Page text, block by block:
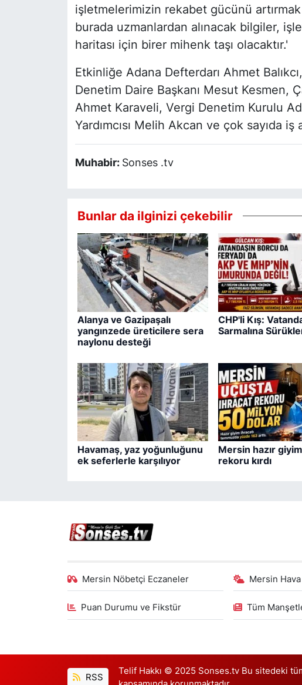
işletmelerimizin rekabet gücünü
burada uzmanlardan alınacak bilgiler,
haritası için birer mihenk taşı olacaktır.'
Etkinliğe Adana Defterdarı Ahmet
Denetim Daire Başkanı Mesut Kesmen,
Ahmet Karaveli, Vergi Denetim Kurulu
Yardımcısı Melih Akcan ve çok sayıda iş
Muhabir: Sonses .tv
Bunlar da ilginizi çekebilir
Alanya ve Gazipaşalı
yangınzede üreticilere sera
naylonu desteği
CHP'li Kış:
Sarmalına
Havamaş, yaz yoğunluğunu
ek seferlerle karşılıyor
Mersin hazır
rekoru kırdı
Mersin Nöbetçi Eczaneler Mersin
Puan Durumu ve Fikstür Tüm
RSS
Telif Hakkı © 2025 Sonses.tv Bu sitedeki